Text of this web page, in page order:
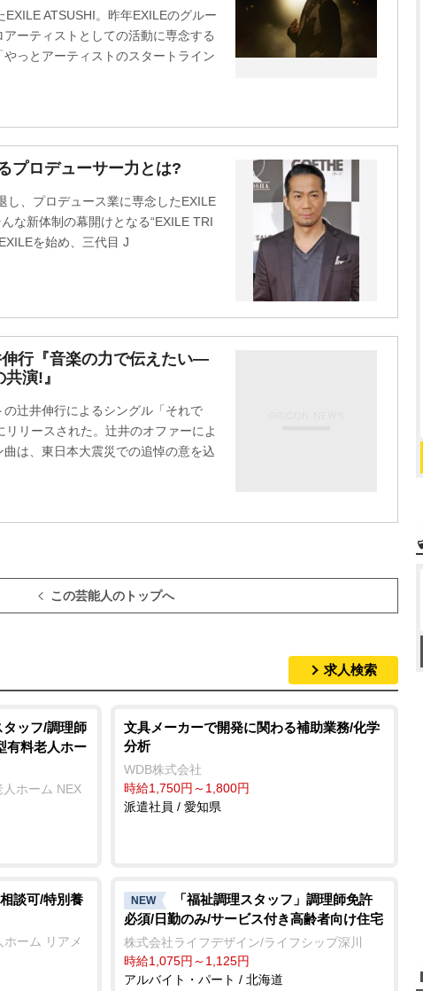
ATSUSHI。昨年EXILEのグルー
ーティストとしての活動に専念する
っとアーティストのスタートライン
プロデューサー力とは?
し、プロデュース業に専念したEXILE
な新体制の幕開けとなる“EXILE TRI
を始め、三代目 J
行『音楽の力で伝えたい―
演!』
辻井伸行によるシングル「それで
リースされた。辻井のオファーによ
は、東日本大震災での追悼の意を込
この芸能人のトップへ
求人検索
タッフ/調理師
有料老人ホー
ホーム NEX
文具メーカーで開発に関わる補助業務/化学
分析
WDB株式会社
時給1,750円～1,800円
派遣社員 / 愛知県
談可/特別養
ーム リアメ
NEW
「福祉調理スタッフ」調理師免許
必須/日勤のみ/サービス付き高齢者向け住宅
株式会社ライフデザイン/ライフシップ深川
時給1,075円～1,125円
アルバイト・パート / 北海道